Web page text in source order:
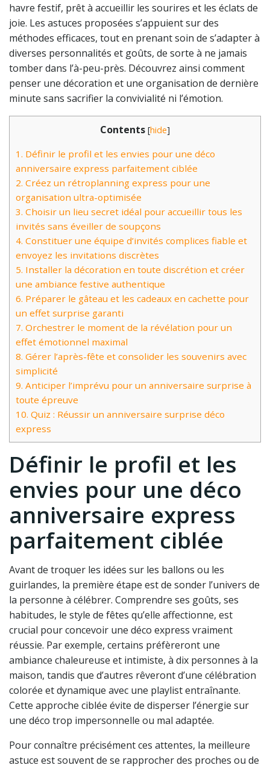
havre festif, prêt à accueillir les sourires et les éclats de
joie. Les astuces proposées s’appuient sur des
méthodes efficaces, tout en prenant soin de s’adapter à
diverses personnalités et goûts, de sorte à ne jamais
tomber dans l’à-peu-près. Découvrez ainsi comment
penser une décoration et une organisation de dernière
minute sans sacrifier la convivialité ni l’émotion.
Contents [hide]
1. Définir le profil et les envies pour une déco
anniversaire express parfaitement ciblée
2. Créez un rétroplanning express pour une
organisation ultra-optimisée
3. Choisir un lieu secret idéal pour accueillir tous les
invités sans éveiller de soupçons
4. Constituer une équipe d’invités complices fiable et
envoyez les invitations discrètes
5. Installer la décoration en toute discrétion et créer
une ambiance festive authentique
6. Préparer le gâteau et les cadeaux en cachette pour
un effet surprise garanti
7. Orchestrer le moment de la révélation pour un
effet émotionnel maximal
8. Gérer l’après-fête et consolider les souvenirs avec
simplicité
9. Anticiper l’imprévu pour un anniversaire surprise à
toute épreuve
10. Quiz : Réussir un anniversaire surprise déco
express
Définir le profil et les
envies pour une déco
anniversaire express
parfaitement ciblée
Avant de troquer les idées sur les ballons ou les
guirlandes, la première étape est de sonder l’univers de
la personne à célébrer. Comprendre ses goûts, ses
habitudes, le style de fêtes qu’elle affectionne, est
crucial pour concevoir une déco express vraiment
réussie. Par exemple, certains préfèreront une
ambiance chaleureuse et intimiste, à dix personnes à la
maison, tandis que d’autres rêveront d’une célébration
colorée et dynamique avec une playlist entraînante.
Cette approche ciblée évite de disperser l’énergie sur
une déco trop impersonnelle ou mal adaptée.
Pour connaître précisément ces attentes, la meilleure
astuce est souvent de se rapprocher des proches ou de